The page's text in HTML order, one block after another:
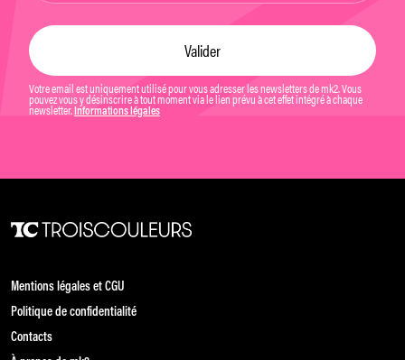
Votre email est uniquement utilisé pour vous adresser les newsletters de mk2. Vous
pouvez vous y désinscrire à tout moment via le lien prévu à cet effet intégré à chaque
newsletter. Informations légales
Mentions légales et CGU
Politique de confidentialité
Contacts